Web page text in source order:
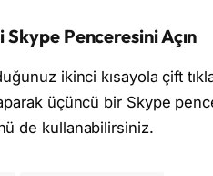
Skype Penceresini Açın
ikinci kısayola çift
üçüncü bir Skype
de kullanabilirsiniz.